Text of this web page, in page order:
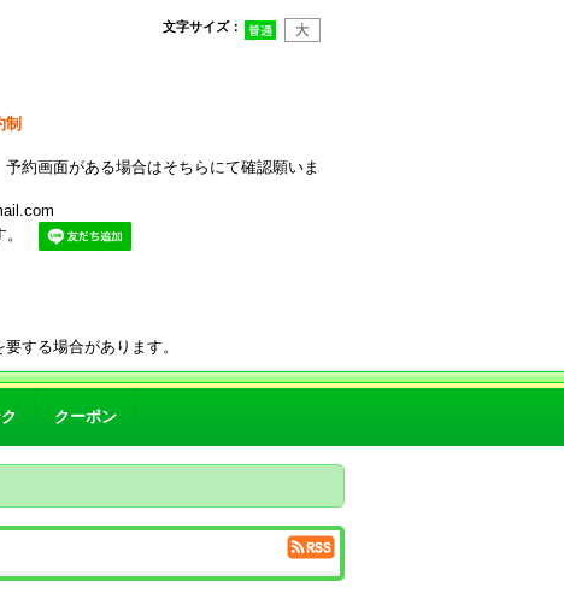
文字サイズ：
制
約画面がある場合はそちらにて確認願いま
。
する場合があります。
クーポン